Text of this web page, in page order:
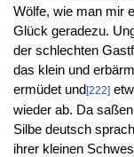
Wölfe, wie man mir
Glück geradezu.
der schlechten
das klein und
ermüdet und[222]
wieder ab. Da
Silbe deutsch
ihrer kleinen